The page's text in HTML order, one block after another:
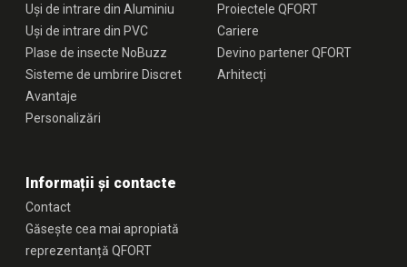
Uși de intrare din Aluminiu
Uși de intrare din PVC
Plase de insecte NoBuzz
Sisteme de umbrire Discret
Avantaje
Personalizări
Proiectele QFORT
Cariere
Devino partener QFORT
Arhitecți
Informații și contacte
Contact
Găsește cea mai apropiată
reprezentanță QFORT